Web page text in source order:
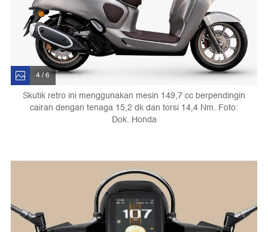
4 / 6
Skutik retro ini menggunakan mesin 149,7 cc berpendingin
cairan dengan tenaga 15,2 dk dan torsi 14,4 Nm. Foto:
Dok. Honda